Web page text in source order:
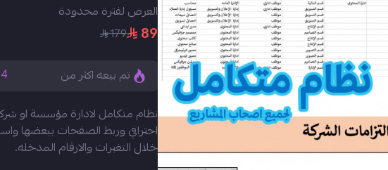
العرض لفترة محدودة
89
179
تم بيعه اكثر من 4
احترافي وربط الصفحات ببعضها
خلال التغيرات والارقام المدخله.